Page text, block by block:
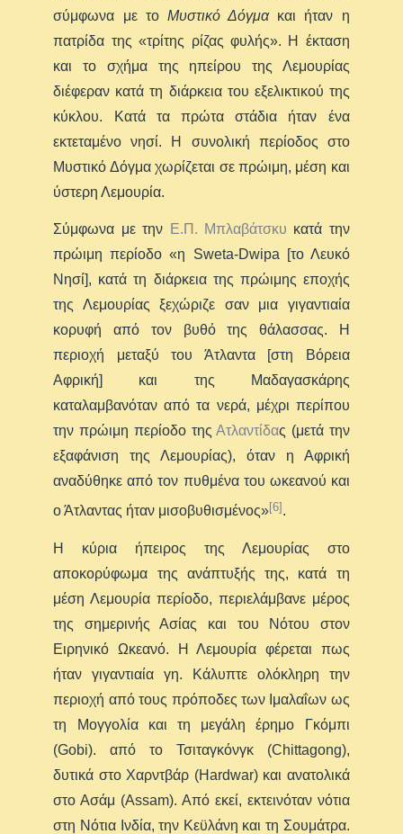
σύμφωνα με το Μυστικό Δόγμακαι ήταν η
πατρίδα της «τρίτης ρίζας φυλής». Η έκταση
και το σχήμα της ηπείρου της Λεμουρίας
διέφεραν κατά τη διάρκεια του εξελικτικού της
κύκλου. Κατά τα πρώτα στάδια ήταν ένα
εκτεταμένο νησί. Η συνολική περίοδος στο
Μυστικό Δόγμα χωρίζεται σε πρώιμη, μέση και
ύστερη Λεμουρία.
Σύμφωνα με την Ε.Π. Μπλαβάτσκυ κατά την
πρώιμη περίοδο «η Sweta-Dwipa [το Λευκό
Νησί], κατά τη διάρκεια της πρώιμης εποχής
της Λεμουρίας ξεχώριζε σαν μια γιγαντιαία
κορυφή από τον βυθό της θάλασσας. Η
περιοχή μεταξύ του Άτλαντα [στη Βόρεια
Αφρική] και της Μαδαγασκάρης
καταλαμβανόταν από τα νερά, μέχρι περίπου
την πρώιμη περίοδο τηςΑτλαντίδας (μετά την
εξαφάνιση της Λεμουρίας), όταν η Αφρική
αναδύθηκε από τον πυθμένα του ωκεανού και
ο Άτλαντας ήταν μισοβυθισμένος»[6].
Η κύρια ήπειρος της Λεμουρίας στο
αποκορύφωμα της ανάπτυξής της, κατά τη
μέση Λεμουρία περίοδο, περιελάμβανε μέρος
της σημερινής Ασίας και του Νότου στον
Ειρηνικό Ωκεανό. Η Λεμουρία φέρεται πως
ήταν γιγαντιαία γη. Κάλυπτε ολόκληρη την
περιοχή από τους πρόποδες των Ιμαλαΐων ως
τη Μογγολία και τη μεγάλη έρημο Γκόμπι
(Gobi). από το Τσιταγκόνγκ (Chittagong),
δυτικά στο Χαρντβάρ (Hardwar) και ανατολικά
στο Ασάμ (Assam). Από εκεί, εκτεινόταν νότια
στη Νότια Ινδία, την Κεϋλάνη και τη Σουμάτρα.